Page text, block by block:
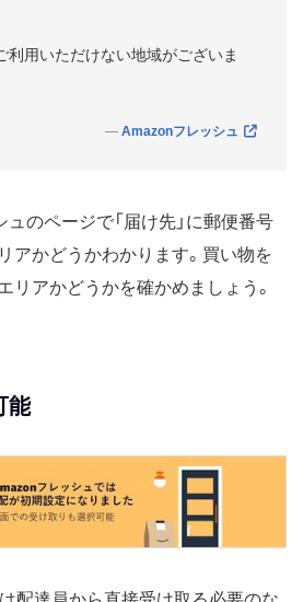
用いただけない地域がございま
Amazonフレッシュ
ュのページで「届け先」に郵便番号
アかどうかわかります。買い物を
リアかどうかを確かめましょう。
能